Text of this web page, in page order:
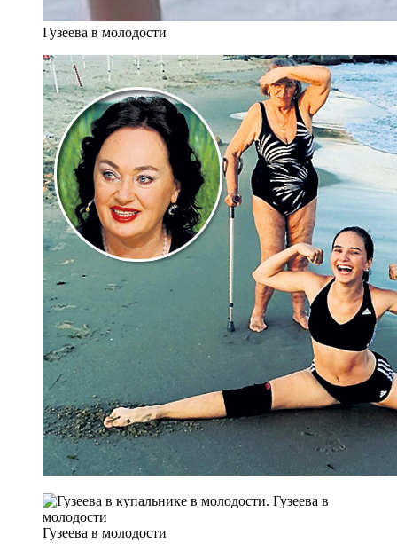
Гузеева в молодости
Гузеева в молодости